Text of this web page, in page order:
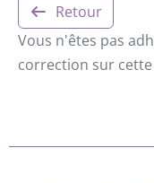
Retour
Vous n'êtes pas
correction sur